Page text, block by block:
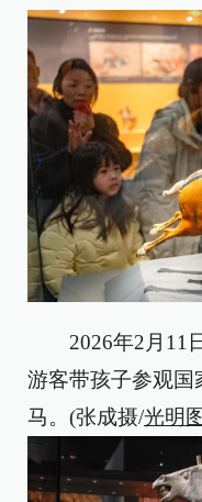
2026年2月11日
游客带孩子参观国
马。(张成摄/光明